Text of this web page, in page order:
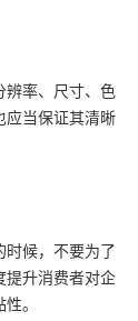
辨率、尺寸、色
应当保证其清晰
时候，不要为了
提升消费者对企
。